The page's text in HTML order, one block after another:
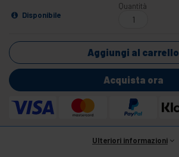
Disponibile
Quantità
Aggiungi al carrello
Acquista ora
Ulteriori informazioni